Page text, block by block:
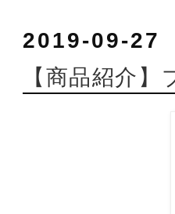
2019-09-27
【商品紹介